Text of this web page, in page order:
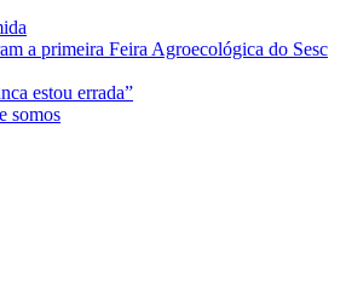
a primeira Feira Agroecológica do Sesc
estou errada”
somos